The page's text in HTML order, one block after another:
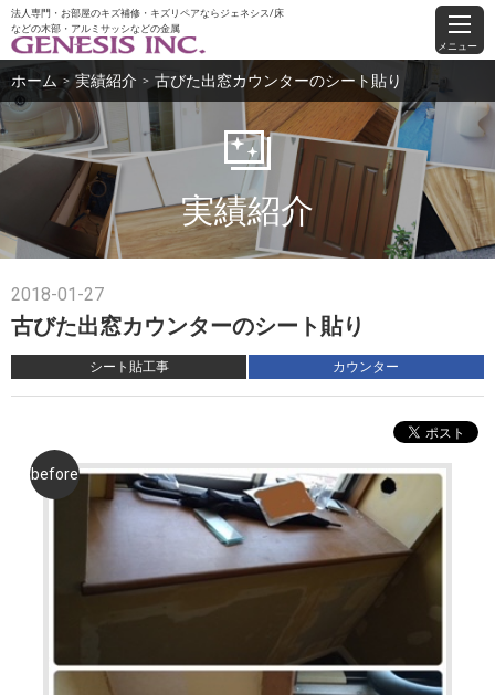
法人専門・お部屋のキズ補修・キズリペアならジェネシス/床
などの木部・アルミサッシなどの金属
メニュー
ホーム ＞ 実績紹介 ＞ 古びた出窓カウンターのシート貼り
実績紹介
2018-01-27
古びた出窓カウンターのシート貼り
シート貼工事 カウンター